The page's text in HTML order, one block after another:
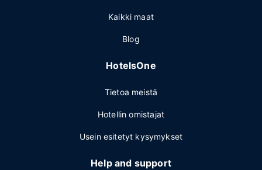
Kaikki maat
Blog
HotelsOne
Tietoa meistä
Hotellin omistajat
Usein esitetyt kysymykset
Help and support